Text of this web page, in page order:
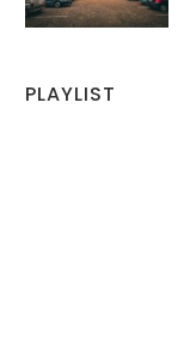
PLAYLIST